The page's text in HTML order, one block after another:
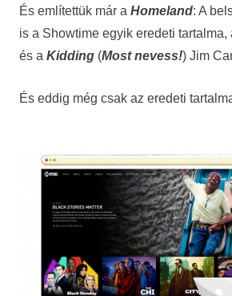
És említettük már a Homeland: A
is a Showtime egyik eredeti tartalma,
és a Kidding (Most nevess!) Jim
És eddig még csak az eredeti